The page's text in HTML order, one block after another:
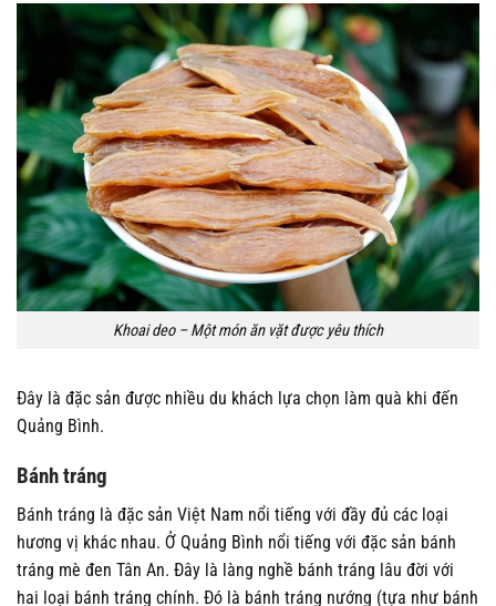
Khoai deo – Một món ăn vặt được yêu thích
Đây là đặc sản được nhiều du khách lựa chọn làm quà khi đến
Quảng Bình.
Bánh tráng
Bánh tráng là đặc sản Việt Nam nổi tiếng với đầy đủ các loại
hương vị khác nhau. Ở Quảng Bình nổi tiếng với đặc sản bánh
tráng mè đen Tân An. Đây là làng nghề bánh tráng lâu đời với
hai loại bánh tráng chính. Đó là bánh tráng nướng (tựa như bánh